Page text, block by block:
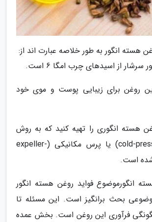
انگور به طور خلاصه عبارت اند از:
از اسیدهای چرب امگا 6 است.
روغن برای زیبایی پوست و موی خود
هسته انگوری را تهیه کنید که به روش
پرس سرد (cold-pressed) یا پرس مکانیکی (expeller-
انگورموضوع فواید روغن هسته انگور
بحث برانگیز است. این مسئله تا
فرآوری این روغن است. بخش عمده